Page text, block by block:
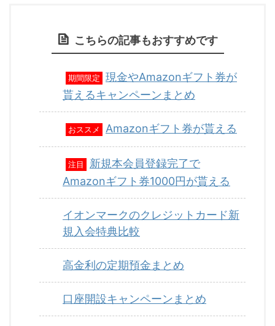
こちらの記事もおすすめです
期間限定
現金やAmazonギフト券が
貰えるキャンペーンまとめ
おススメ Amazonギフト券が貰える
注目
新規本会員登録完了で
Amazonギフト券1000円が貰える
イオンマークのクレジットカード新
規入会特典比較
高金利の定期預金まとめ
口座開設キャンペーンまとめ